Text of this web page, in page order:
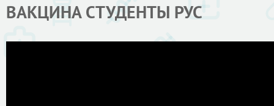
ВАКЦИНА СТУДЕНТЫ РУС